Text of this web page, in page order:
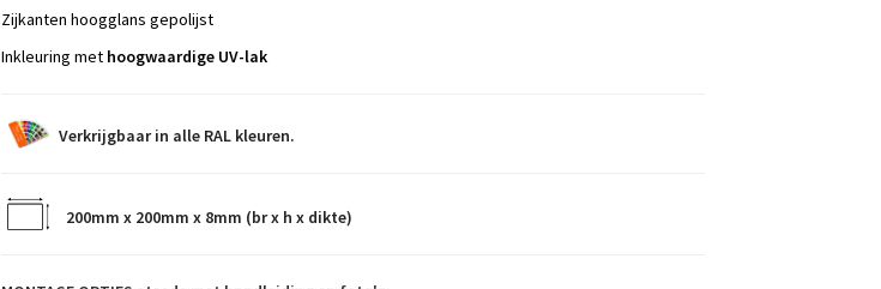
Zijkanten hoogglans gepolijst
Inkleuring met hoogwaardige UV-lak
Verkrijgbaar in alle RAL kleuren.
200mm x 200mm x 8mm (br x h x dikte)